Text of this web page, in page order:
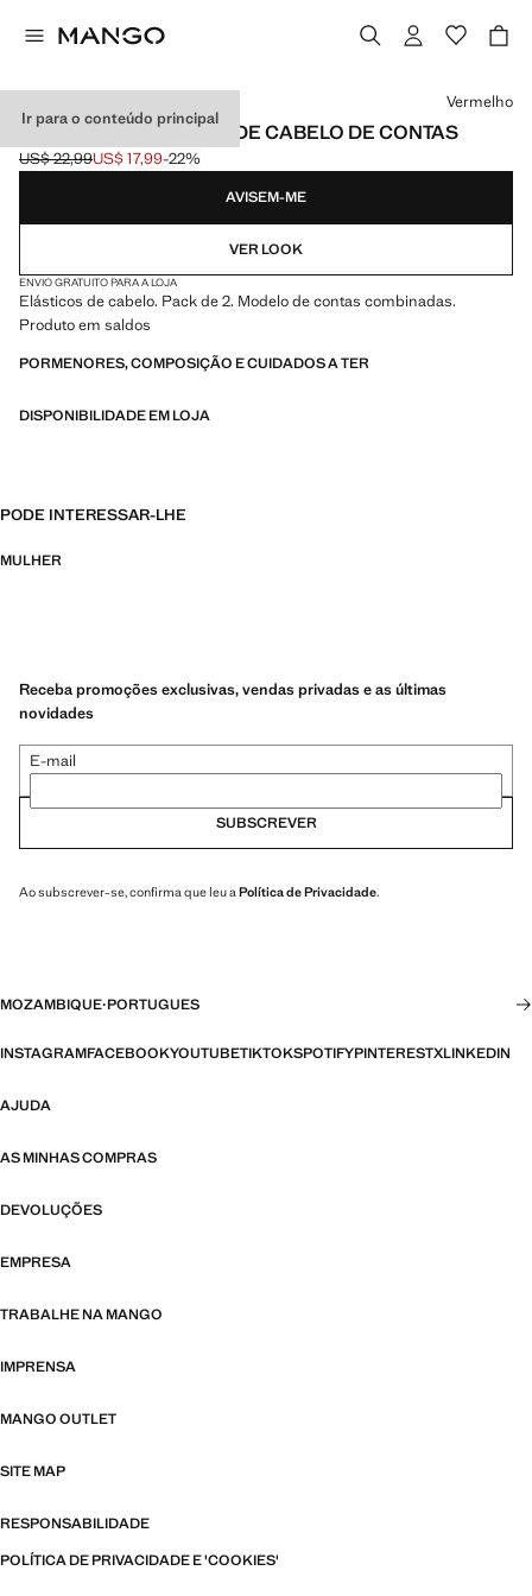
Ir para o conteúdo principal
PACK DE 2 ELÁSTICOS DE CABELO DE CONTAS
Preço inicial riscado [US$ 22,99 ]
US$ 22,99
Preço atual [US$ 17,99 ]
US$ 17,99-22%
Selecione uma cor
Vermelho
AVISEM-ME
VER LOOK
ENVIO GRATUITO PARA A LOJA
Elásticos de cabelo. Pack de 2. Modelo de contas combinadas.
Produto em saldos
PORMENORES, COMPOSIÇÃO E CUIDADOS A TER
DISPONIBILIDADE EM LOJA
PODE INTERESSAR-LHE
MULHER
Receba promoções exclusivas, vendas privadas e as últimas
novidades
E-mail
SUBSCREVER
Ao subscrever-se, confirma que leu a Política de Privacidade.
MOZAMBIQUE·PORTUGUES
INSTAGRAMFACEBOOKYOUTUBETIKTOKSPOTIFYPINTERESTXLINKEDIN
AJUDA
AS MINHAS COMPRAS
DEVOLUÇÕES
EMPRESA
TRABALHE NA MANGO
IMPRENSA
MANGO OUTLET
SITE MAP
RESPONSABILIDADE
POLÍTICA DE PRIVACIDADE E 'COOKIES'